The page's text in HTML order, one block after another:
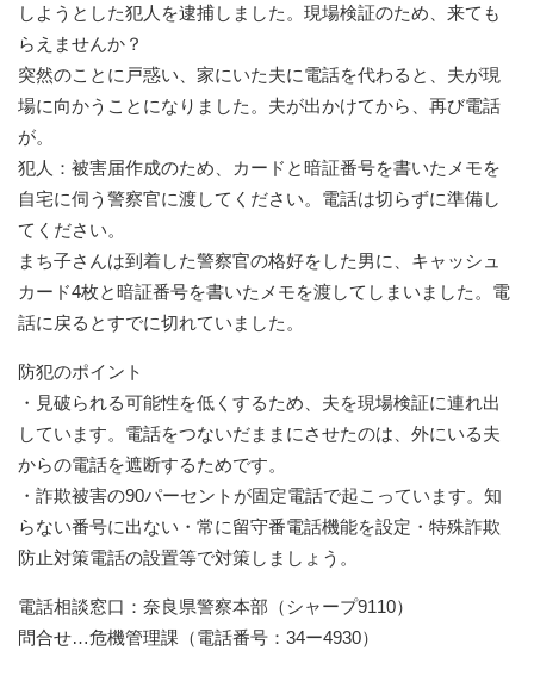
しようとした犯人を逮捕しました。現場検証のため、来ても
らえませんか？
突然のことに戸惑い、家にいた夫に電話を代わると、夫が現
場に向かうことになりました。夫が出かけてから、再び電話
が。
犯人：被害届作成のため、カードと暗証番号を書いたメモを
自宅に伺う警察官に渡してください。電話は切らずに準備し
てください。
まち子さんは到着した警察官の格好をした男に、キャッシュ
カード4枚と暗証番号を書いたメモを渡してしまいました。電
話に戻るとすでに切れていました。
防犯のポイント
・見破られる可能性を低くするため、夫を現場検証に連れ出
しています。電話をつないだままにさせたのは、外にいる夫
からの電話を遮断するためです。
・詐欺被害の90パーセントが固定電話で起こっています。知
らない番号に出ない・常に留守番電話機能を設定・特殊詐欺
防止対策電話の設置等で対策しましょう。
電話相談窓口：奈良県警察本部（シャープ9110）
問合せ…危機管理課（電話番号：34ー4930）